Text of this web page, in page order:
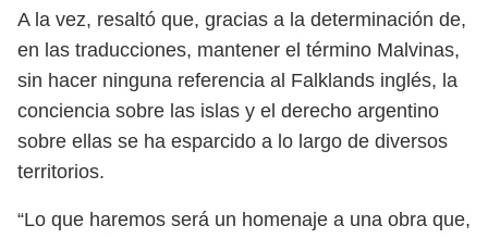
A la vez, resaltó que, gracias a la determinación de,
en las traducciones, mantener el término Malvinas,
sin hacer ninguna referencia al Falklands inglés, la
conciencia sobre las islas y el derecho argentino
sobre ellas se ha esparcido a lo largo de diversos
territorios.
“Lo que haremos será un homenaje a una obra que,